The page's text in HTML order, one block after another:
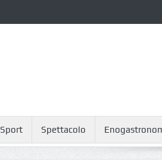
Sport Spettacolo